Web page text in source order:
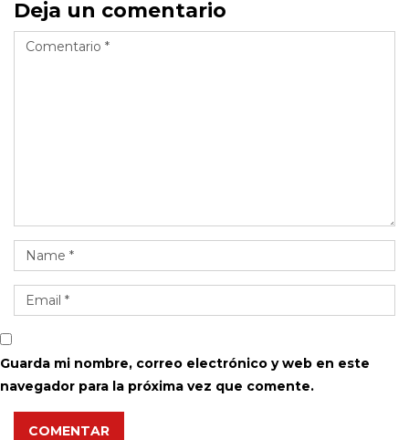
Deja un comentario
Guarda mi nombre, correo electrónico y web en este
navegador para la próxima vez que comente.
COMENTAR